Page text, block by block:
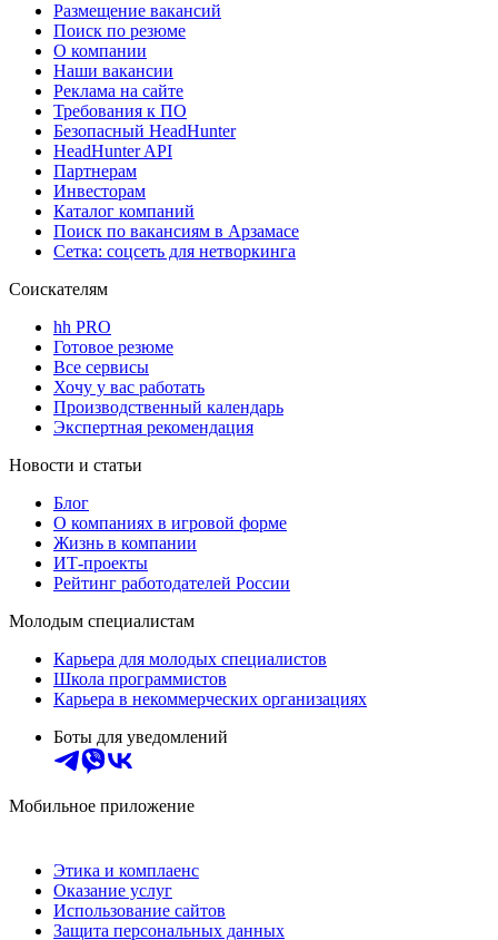
Размещение вакансий
Поиск по резюме
О компании
Наши вакансии
Реклама на сайте
Требования к ПО
Безопасный HeadHunter
HeadHunter API
Партнерам
Инвесторам
Каталог компаний
Поиск по вакансиям в Арзамасе
Сетка: соцсеть для нетворкинга
Соискателям
hh PRO
Готовое резюме
Все сервисы
Хочу у вас работать
Производственный календарь
Экспертная рекомендация
Новости и статьи
Блог
О компаниях в игровой форме
Жизнь в компании
ИТ-проекты
Рейтинг работодателей России
Молодым специалистам
Карьера для молодых специалистов
Школа программистов
Карьера в некоммерческих организациях
Боты для уведомлений
Мобильное приложение
Этика и комплаенс
Оказание услуг
Использование сайтов
Защита персональных данных